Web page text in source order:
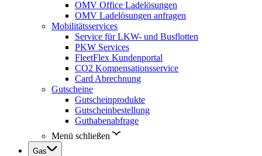
OMV Office Ladelösungen
OMV Ladelösungen anfragen
Mobilitätsservices
Service für LKW- und Busflotten
PKW Services
FleetFlex Kundenportal
CO2 Kompensationsservice
Card Abrechnung
Gutscheine
Gutscheinprodukte
Gutscheinbestellung
Guthabenabfrage
Menü schließen
Gas